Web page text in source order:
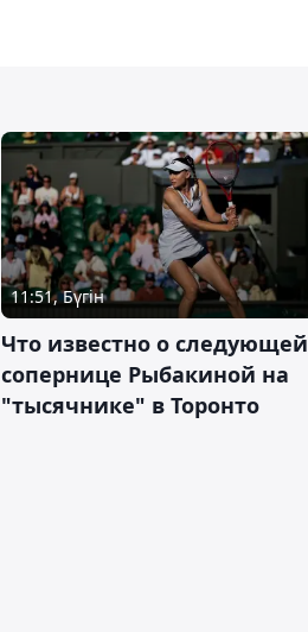
11:51, Бүгін
Что известно о следующей
сопернице Рыбакиной на
"тысячнике" в Торонто